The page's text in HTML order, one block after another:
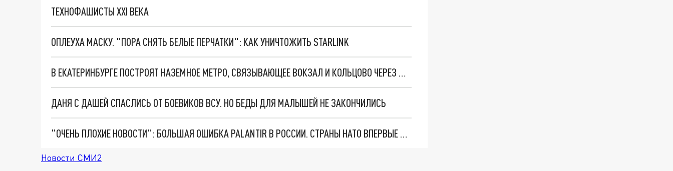
ТЕХНОФАШИСТЫ XXI ВЕКА
ОПЛЕУХА МАСКУ. "ПОРА СНЯТЬ БЕЛЫЕ ПЕРЧАТКИ": КАК УНИЧТОЖИТЬ STARLINK
В ЕКАТЕРИНБУРГЕ ПОСТРОЯТ НАЗЕМНОЕ МЕТРО, СВЯЗЫВАЮЩЕЕ ВОКЗАЛ И КОЛЬЦОВО ЧЕРЕЗ ДЕРЕВНЮ УНИВЕРСИАДЫ
ДАНЯ С ДАШЕЙ СПАСЛИСЬ ОТ БОЕВИКОВ ВСУ. НО БЕДЫ ДЛЯ МАЛЫШЕЙ НЕ ЗАКОНЧИЛИСЬ
"ОЧЕНЬ ПЛОХИЕ НОВОСТИ": БОЛЬШАЯ ОШИБКА PALANTIR В РОССИИ. СТРАНЫ НАТО ВПЕРВЫЕ ЗА СВО ОСТАНОВИЛИ ПОСТАВКИ ОРУЖИЯ. ВСУ ТЕРЯЮТ ПРИГРАНИЧЬЕ?
Новости СМИ2